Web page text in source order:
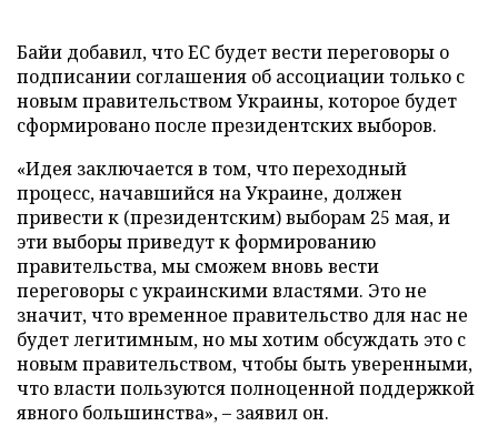
Байи добавил, что ЕС будет вести переговоры о
подписании соглашения об ассоциации только с
новым правительством Украины, которое будет
сформировано после президентских выборов.
«Идея заключается в том, что переходный
процесс, начавшийся на Украине, должен
привести к (президентским) выборам 25 мая, и
эти выборы приведут к формированию
правительства, мы сможем вновь вести
переговоры с украинскими властями. Это не
значит, что временное правительство для нас не
будет легитимным, но мы хотим обсуждать это с
новым правительством, чтобы быть уверенными,
что власти пользуются полноценной поддержкой
явного большинства»,– заявил он.